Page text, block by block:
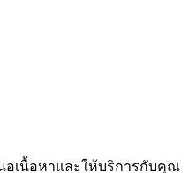
อเนื้อหาและให้บริการกับคุณ